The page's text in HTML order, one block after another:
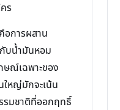
ร
การผสาน
กับน้ำมันหอม
ษณ์เฉพาะของ
หญ่มักจะเน้น
รมชาติที่ออกฤทธิ์